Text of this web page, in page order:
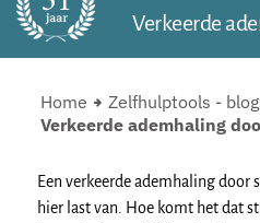
Verkeerde
Home
Zelfhulptools -
Verkeerde ademhaling
Een verkeerde ademhaling door
hier last van. Hoe komt het dat